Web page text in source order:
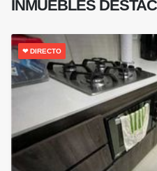
INMUEBLES
❤ DIRECTO